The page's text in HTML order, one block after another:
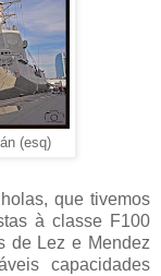
(esq)
que tivemos
à classe F100
de Lez e Mendez
capacidades